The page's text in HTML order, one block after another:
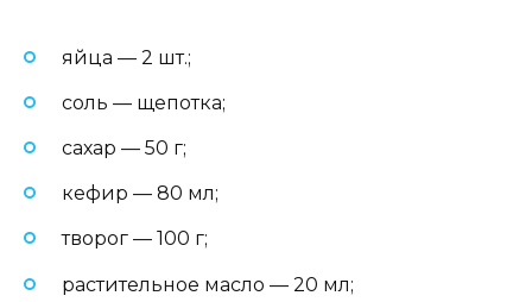
яйца — 2 шт.;
соль — щепотка;
сахар — 50 г;
кефир — 80 мл;
творог — 100 г;
растительное масло — 20 мл;